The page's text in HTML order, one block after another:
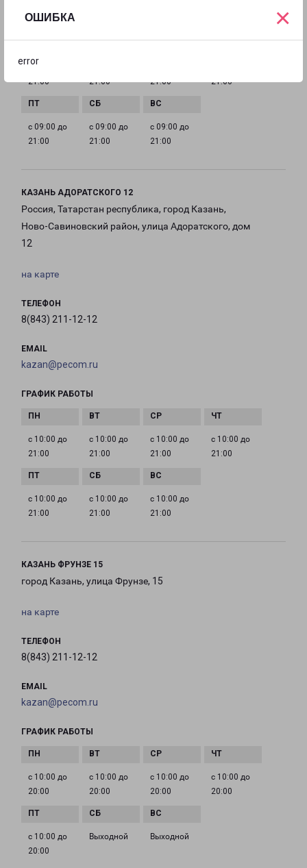
ОШИБКА
error
×
ГРАФИК РАБОТЫ
с 09:00 до
21:00
21:00
21:00
21:00
с 09:00 до
21:00
с 09:00 до
21:00
с 09:00 до
21:00
КАЗАНЬ АДОРАТСКОГО 12
Россия, Татарстан республика, город Казань,
Ново-Савиновский район, улица Адоратского, дом
12
на карте
ТЕЛЕФОН
8(843) 211-12-12
EMAIL
kazan@pecom.ru
ГРАФИК РАБОТЫ
с 10:00 до
21:00
с 10:00 до
21:00
с 10:00 до
21:00
с 10:00 до
21:00
с 10:00 до
21:00
с 10:00 до
21:00
с 10:00 до
21:00
КАЗАНЬ ФРУНЗЕ 15
город Казань, улица Фрунзе, 15
на карте
ТЕЛЕФОН
8(843) 211-12-12
EMAIL
kazan@pecom.ru
ГРАФИК РАБОТЫ
с 10:00 до
20:00
с 10:00 до
20:00
с 10:00 до
20:00
с 10:00 до
20:00
с 10:00 до
20:00
Выходной Выходной